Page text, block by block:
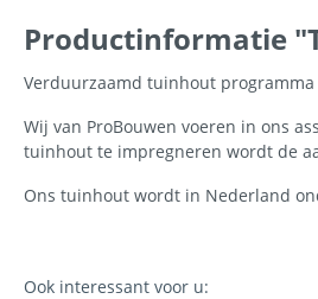
Productinformatie
Verduurzaamd tuinhout programma
Wij van ProBouwen voeren in ons
tuinhout te impregneren wordt de
Ons tuinhout wordt in Nederland
Ook interessant voor u: